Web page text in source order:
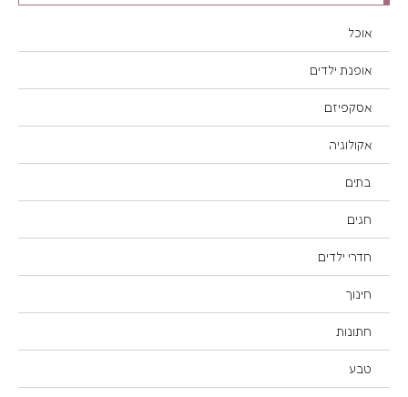
אוכל
אופנת ילדים
אסקפיזם
אקולוגיה
בתים
חגים
חדרי ילדים
חינוך
חתונות
טבע